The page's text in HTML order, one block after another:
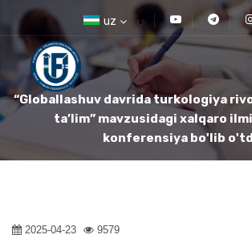
uz
“Globallashuv davrida turkologiya
ta’lim” mavzusidagi xalqaro
konferensiya bo'lib
2025-04-23 9579